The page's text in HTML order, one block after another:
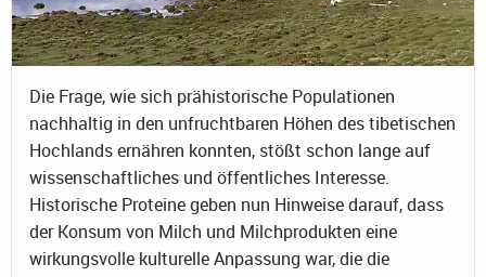
Die Frage, wie sich prähistorische Populationen
nachhaltig in den unfruchtbaren Höhen des tibetischen
Hochlands ernähren konnten, stößt schon lange auf
wissenschaftliches und öffentliches Interesse.
Historische Proteine geben nun Hinweise darauf, dass
der Konsum von Milch und Milchprodukten eine
wirkungsvolle kulturelle Anpassung war, die die